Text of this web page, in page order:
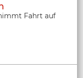
Fahrt auf